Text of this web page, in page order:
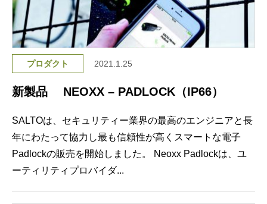
プロダクト 2021.1.25
新製品 NEOXX – PADLOCK（IP66）
SALTOは、セキュリティー業界の最高のエンジニアと長
年にわたって協力し最も信頼性が高くスマートな電子
Padlockの販売を開始しました。 Neoxx Padlockは、ユ
ーティリティプロバイダ...